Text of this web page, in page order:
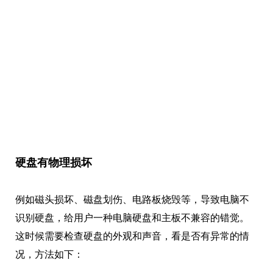
硬盘有物理损坏
例如磁头损坏、磁盘划伤、电路板烧毁等，导致电脑不
识别硬盘，给用户一种电脑硬盘和主板不兼容的错觉。
这时候需要检查硬盘的外观和声音，看是否有异常的情
况，方法如下：